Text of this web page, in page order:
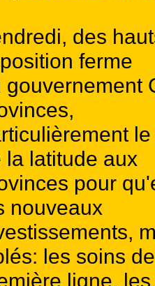
des
ferme
gouvernement
la latitude aux
pour
nouveaux
les soins de
ligne,